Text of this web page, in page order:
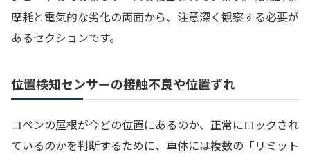
摩耗と電気的な劣化の両面から、注意深く観察する必要が
あるセクションです。
位置検知センサーの接触不良や位置ずれ
コペンの屋根が今どの位置にあるのか、正常にロックされ
ているのかを判断するために、車体には複数の「リミット